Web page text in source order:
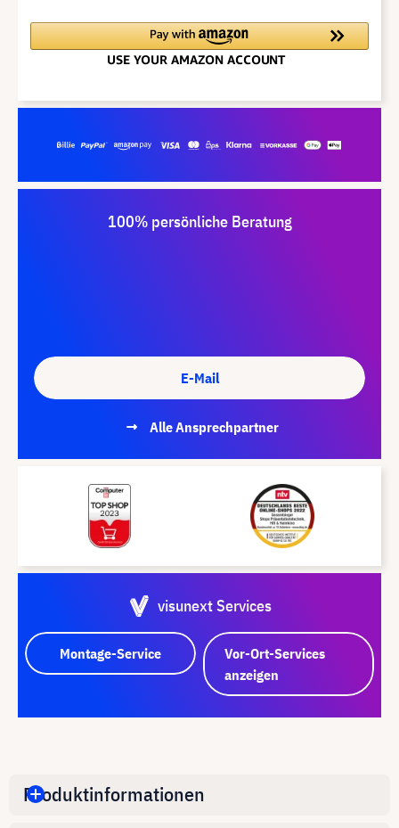
100% persönliche Beratung
E-Mail
Alle Ansprechpartner
visunext Services
Montage-Service
Vor-Ort-Services
anzeigen
Produktinformationen